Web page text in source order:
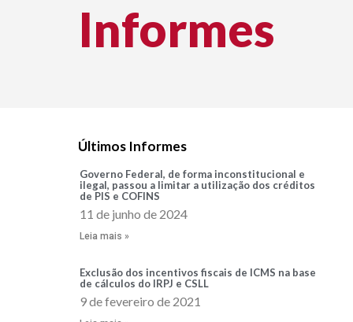
Informes
Últimos Informes
Governo Federal, de forma inconstitucional e
ilegal, passou a limitar a utilização dos créditos
de PIS e COFINS
11 de junho de 2024
Leia mais »
Exclusão dos incentivos fiscais de ICMS na base
de cálculos do IRPJ e CSLL
9 de fevereiro de 2021